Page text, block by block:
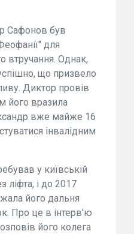
Сафонов був
для
втручання. Однак,
що призвело
Диктор провів
його вразила
вже майже 16
інвалідним
у київській
ліфта, і до 2017
його дальня
Про це в інтерв'ю
його колега